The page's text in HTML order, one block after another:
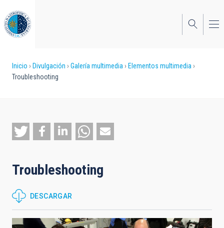
al
contenido
principal
Sobrescribir
ayuda
a
navegación
Inicio Divulgación Galería multimedia
Elementos multimedia
Troubleshooting
Troubleshooting
DESCARGAR